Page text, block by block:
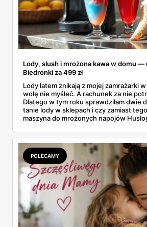
Lody, slush i mrożona kawa w domu —
Biedronki za 499 zł
Lody latem znikają z mojej zamrażarki
wolę nie myśleć. A rachunek za nie
Dlatego w tym roku sprawdziłam dwie
tanie lody w sklepach i czy zamiast tego
maszyna do mrożonych napojów
kawę w domu, bez wychodzenia po
Postanowiłam policzyć, kiedy
POLECAMY